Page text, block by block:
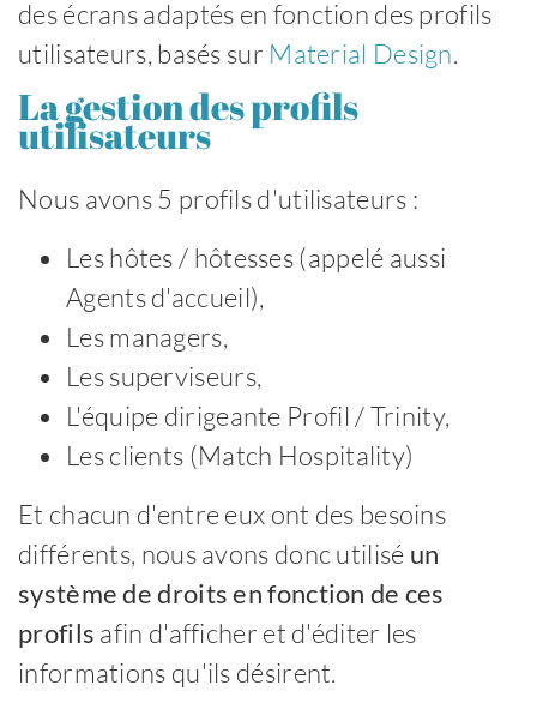
des écrans adaptés en fonction des profils
utilisateurs, basés sur Material Design.
La gestion des profils
utilisateurs
Nous avons 5 profils d'utilisateurs :
Les hôtes / hôtesses (appelé aussi
Agents d'accueil),
Les managers,
Les superviseurs,
L'équipe dirigeante Profil / Trinity,
Les clients (Match Hospitality)
Et chacun d'entre eux ont des besoins
différents, nous avons donc utilisé un
système de droits en fonction de ces
profils afin d'afficher et d'éditer les
informations qu'ils désirent.